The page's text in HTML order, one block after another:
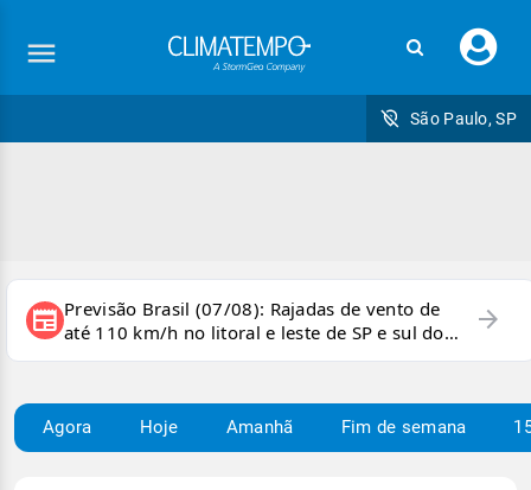
seu
São Paulo, SP
newspaper Previsão Brasil (07/08): Rajadas de vento de
até 110 km/h no litoral e leste de SP e sul do
RJ
arrow_forward
Agora Hoje Amanhã Fim de semana